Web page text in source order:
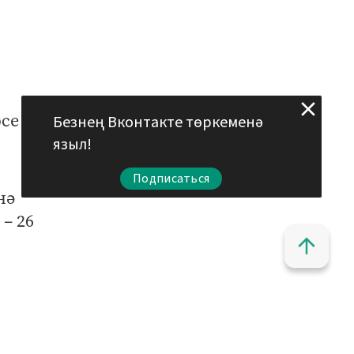
26
Безнең Вконтакте төркеменә
языл!
Подписаться